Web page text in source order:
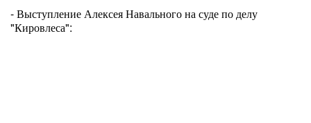
- Выступление Алексея Навального на суде по делу
"Кировлеса":